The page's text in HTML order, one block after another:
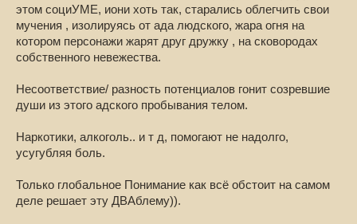
этом социУМЕ, иони хоть так, старались облегчить свои
мучения , изолируясь от ада людского, жара огня на
котором персонажи жарят друг дружку , на сковородах
собственного невежества.
Несоответствие/ разность потенциалов гонит созревшие
души из этого адского пробывания телом.
Наркотики, алкоголь.. и т д, помогают не надолго,
усугубляя боль.
Только глобальное Понимание как всё обстоит на самом
деле решает эту ДВАблему)).